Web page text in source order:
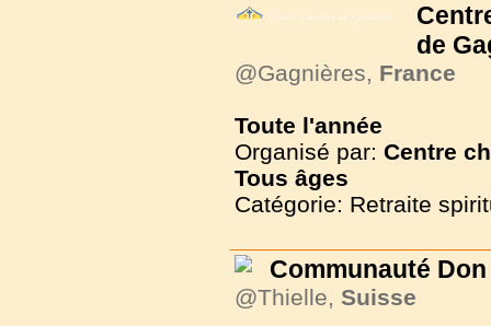
de
@Gagnières, France
Toute l'année
Organisé par: Centre
Tous âges
Catégorie: Retraite
Communauté
@Thielle, Suisse